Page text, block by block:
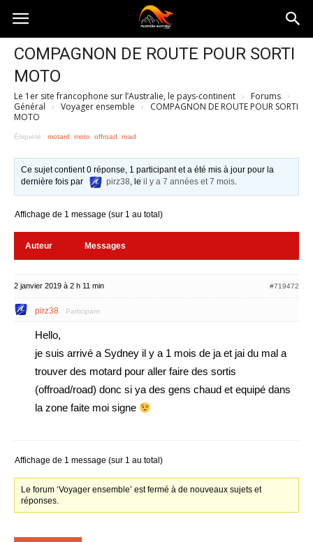
Australia-
australie.com
COMPAGNON DE ROUTE POUR SORTI
MOTO
Le 1er site francophone sur l’Australie, le pays-continent › Forums ›
Général › Voyager ensemble ›
COMPAGNON DE ROUTE POUR SORTI
MOTO
Étiqueté : motard moto offroad road
Ce sujet contient 0 réponse, 1 participant et a été mis à jour pour la
dernière fois par
pirz38, leil y a 7 années et 7 mois.
Affichage de 1 message (sur 1 au total)
Auteur Messages
2 janvier 2019 à 2 h 11 min #719472
pirz38 Participant
Hello,
je suis arrivé a Sydney il y a 1 mois de ja et jai du mal a
trouver des motard pour aller faire des sortis
(offroad/road) donc si ya des gens chaud et equipé dans
la zone faite moi signe
Affichage de 1 message (sur 1 au total)
Le forum ‘Voyager ensemble’ est fermé à de nouveaux sujets et
réponses.